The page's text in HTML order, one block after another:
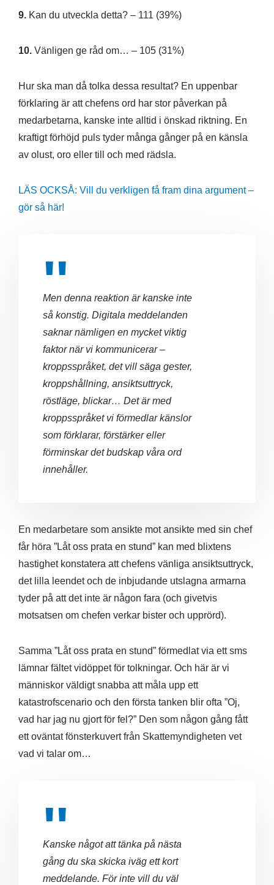
9. Kan du utveckla detta? – 111 (39%)
10. Vänligen ge råd om… – 105 (31%)
Hur ska man då tolka dessa resultat? En uppenbar
förklaring är att chefens ord har stor påverkan på
medarbetarna, kanske inte alltid i önskad riktning. En
kraftigt förhöjd puls tyder många gånger på en känsla
av olust, oro eller till och med rädsla.
LÄS OCKSÅ: Vill du verkligen få fram dina argument –
gör så här!
Men denna reaktion är kanske inte
så konstig. Digitala meddelanden
saknar nämligen en mycket viktig
faktor när vi kommunicerar –
kroppsspråket, det vill säga gester,
kroppshållning, ansiktsuttryck,
röstläge, blickar… Det är med
kroppsspråket vi förmedlar känslor
som förklarar, förstärker eller
förminskar det budskap våra ord
innehåller.
En medarbetare som ansikte mot ansikte med sin chef
får höra ”Låt oss prata en stund” kan med blixtens
hastighet konstatera att chefens vänliga ansiktsuttryck,
det lilla leendet och de inbjudande utslagna armarna
tyder på att det inte är någon fara (och givetvis
motsatsen om chefen verkar bister och upprörd).
Samma ”Låt oss prata en stund” förmedlat via ett sms
lämnar fältet vidöppet för tolkningar. Och här är vi
människor väldigt snabba att måla upp ett
katastrofscenario och den första tanken blir ofta ”Oj,
vad har jag nu gjort för fel?” Den som någon gång fått
ett oväntat fönsterkuvert från Skattemyndigheten vet
vad vi talar om…
Kanske något att tänka på nästa
gång du ska skicka iväg ett kort
meddelande. För inte vill du väl